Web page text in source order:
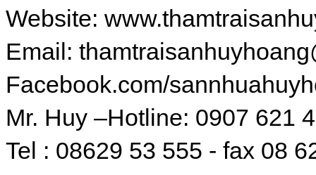
Website:
Email:
Facebook.com/
Mr. Huy –Hotline: 0907 621
Tel : 08629 53 555 - fax 08